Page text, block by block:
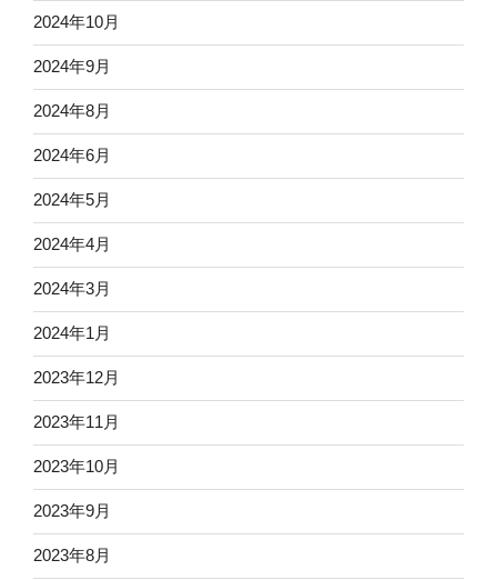
2024年10月
2024年9月
2024年8月
2024年6月
2024年5月
2024年4月
2024年3月
2024年1月
2023年12月
2023年11月
2023年10月
2023年9月
2023年8月